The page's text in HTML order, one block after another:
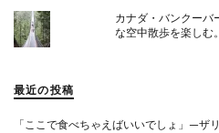
カナダ・バンクーバ
な空中散歩を楽しむ
最近の投稿
「ここで食べちゃえばいいでしょ」—ザ